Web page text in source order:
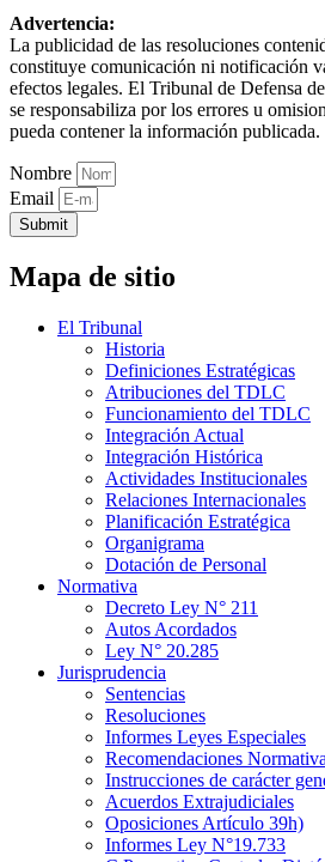
Advertencia:
La publicidad de las resoluciones
constituye comunicación ni notificación
efectos legales. El Tribunal de Defensa
se responsabiliza por los errores u
pueda contener la información publicada.
Nombre
Email
Submit
Mapa de sitio
El Tribunal
Historia
Definiciones Estratégicas
Atribuciones del TDLC
Funcionamiento del TDLC
Integración Actual
Integración Histórica
Actividades Institucionales
Relaciones Internacionales
Planificación Estratégica
Organigrama
Dotación de Personal
Normativa
Decreto Ley N° 211
Autos Acordados
Ley N° 20.285
Jurisprudencia
Sentencias
Resoluciones
Informes Leyes Especiales
Recomendaciones
Instrucciones de carácter
Acuerdos Extrajudiciales
Oposiciones Artículo 39h)
Informes Ley N°19.733